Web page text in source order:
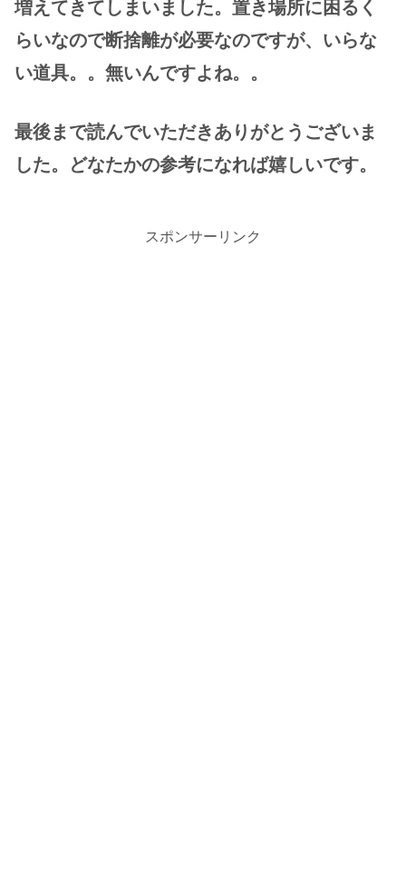
増えてきてしまいました。置き場所に困るく
らいなので断捨離が必要なのですが、いらな
い道具。。無いんですよね。。
最後まで読んでいただきありがとうございま
した。どなたかの参考になれば嬉しいです。
スポンサーリンク